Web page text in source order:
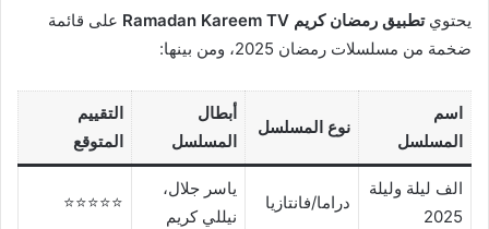
يحتويتطبيق رمضان كريم Ramadan Kareem TV
على قائمة
ضخمة من مسلسلات رمضان 2025، ومن بينها:
اسم
المسلسل
نوع المسلسل
أبطال
المسلسل
التقييم
المتوقع
الف ليلة وليلة
2025
دراما/فانتازيا
ياسر جلال،
نيللي كريم
⭐⭐⭐⭐⭐